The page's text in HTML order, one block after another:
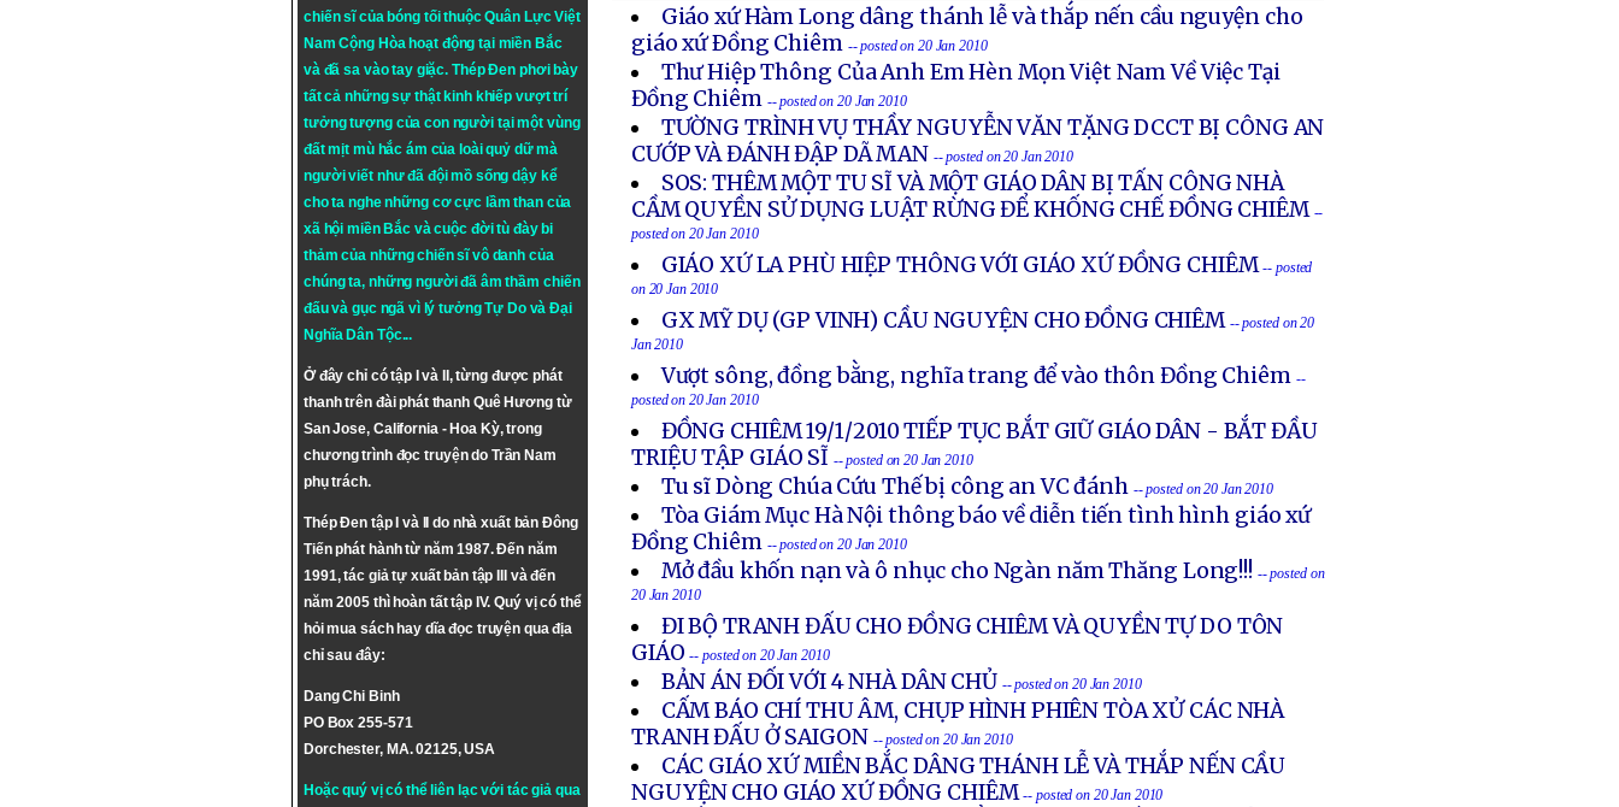
chiến sĩ của bóng tối thuộc Quân Lực Việt
Nam Cộng Hòa hoạt động tại miền Bắc
và đã sa vào tay giặc. Thép Đen phơi bày
tất cả những sự thật kinh khiếp vượt trí
tưởng tượng của con người tại một vùng
đất mịt mù hắc ám của loài quỷ dữ mà
người viết như đã đội mồ sống dậy kể
cho ta nghe những cơ cực lầm than của
xã hội miền Bắc và cuộc đời tù đày bi
thảm của những chiến sĩ vô danh của
chúng ta, những người đã âm thầm chiến
đấu và gục ngã vì lý tưởngTự DovàĐại
Nghĩa Dân Tộc...
Ở đây chỉ có tập I và II, từng được phát
thanh trên đài phát thanh Quê Hương từ
San Jose, California - Hoa Kỳ, trong
chương trình đọc truyện do Trần Nam
phụ trách.
Thép Đen tập I và II do nhà xuất bản Đông
Tiến phát hành từ năm 1987. Đến năm
1991, tác giả tự xuất bản tập III và đến
năm 2005 thì hoàn tất tập IV. Quý vị có thể
hỏi mua sách hay dĩa đọc truyện qua địa
chỉ sau đây:
Dang Chi Binh
PO Box 255-571
Dorchester, MA. 02125, USA
Hoặc quý vị có thể liên lạc với tác giả qua
Giáo xứ Hàm Long dâng thánh lễ và thắp nến cầu nguyện cho
giáo xứ Ðồng Chiêm -- posted on 20 Jan 2010
Thư Hiệp Thông Của Anh Em Hèn Mọn Việt Nam Về Việc Tại
Đồng Chiêm -- posted on 20 Jan 2010
TƯỜNG TRÌNH VỤ THẦY NGUYỄN VĂN TẶNG DCCT BỊ CÔNG AN
CƯỚP VÀ ĐÁNH ĐẬP DÃ MAN -- posted on 20 Jan 2010
SOS: THÊM MỘT TU SĨ VÀ MỘT GIÁO DÂN BỊ TẤN CÔNG NHÀ
CẦM QUYỀN SỬ DỤNG LUẬT RỪNG ĐỂ KHỐNG CHẾ ĐỒNG CHIÊM --
posted on 20 Jan 2010
GIÁO XỨ LA PHÙ HIỆP THÔNG VỚI GIÁO XỨ ĐỒNG CHIÊM -- posted
on 20 Jan 2010
GX MỸ DỤ (GP VINH) CẦU NGUYỆN CHO ĐỒNG CHIÊM -- posted on 20
Jan 2010
Vượt sông, đồng bằng, nghĩa trang để vào thôn Đồng Chiêm --
posted on 20 Jan 2010
ĐỒNG CHIÊM 19/1/2010 TIẾP TỤC BẮT GIỮ GIÁO DÂN - BẮT ĐẦU
TRIỆU TẬP GIÁO SĨ -- posted on 20 Jan 2010
Tu sĩ Dòng Chúa Cứu Thế bị công an VC đánh -- posted on 20 Jan 2010
Tòa Giám Mục Hà Nội thông báo về diễn tiến tình hình giáo xứ
Đồng Chiêm -- posted on 20 Jan 2010
Mở đầu khốn nạn và ô nhục cho Ngàn năm Thăng Long!!! -- posted on
20 Jan 2010
ĐI BỘ TRANH ĐẤU CHO ĐỒNG CHIÊM VÀ QUYỀN TỰ DO TÔN
GIÁO -- posted on 20 Jan 2010
BẢN ÁN ĐỐI VỚI 4 NHÀ DÂN CHỦ -- posted on 20 Jan 2010
CẤM BÁO CHÍ THU ÂM, CHỤP HÌNH PHIÊN TÒA XỬ CÁC NHÀ
TRANH ĐẤU Ở SAIGON -- posted on 20 Jan 2010
CÁC GIÁO XỨ MIỀN BẮC DÂNG THÁNH LỄ VÀ THẮP NẾN CẦU
NGUYỆN CHO GIÁO XỨ ĐỒNG CHIÊM -- posted on 20 Jan 2010